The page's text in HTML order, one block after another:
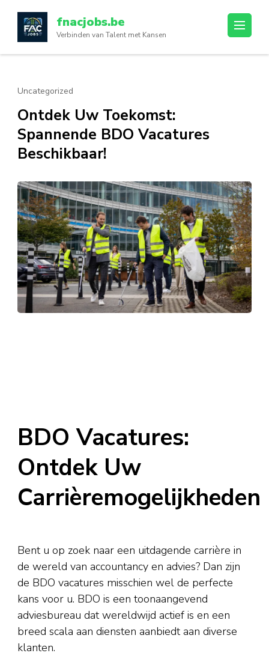
inhoud
(druk
enter)
fnacjobs.be
Verbinden van Talent met Kansen
Uncategorized
Ontdek Uw Toekomst:
Spannende BDO Vacatures
Beschikbaar!
BDO Vacatures:
Ontdek Uw
Carrièremogelijkheden
Bent u op zoek naar een uitdagende carrière in
de wereld van accountancy en advies? Dan zijn
de BDO vacatures misschien wel de perfecte
kans voor u. BDO is een toonaangevend
adviesbureau dat wereldwijd actief is en een
breed scala aan diensten aanbiedt aan diverse
klanten.